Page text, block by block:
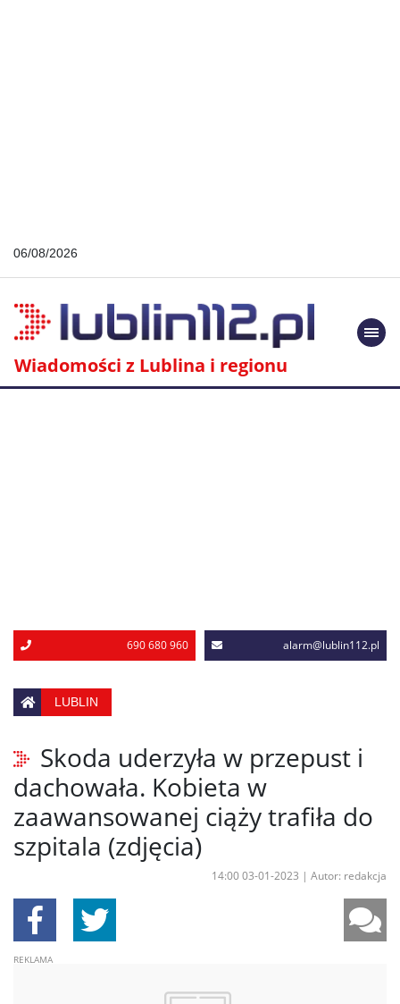
06/08/2026
Wiadomości z Lublina i regionu
690 680 960 alarm@lublin112.pl
LUBLIN
Skoda uderzyła w przepust i
dachowała. Kobieta w
zaawansowanej ciąży trafiła do
szpitala (zdjęcia)
14:00 03-01-2023 | Autor: redakcja